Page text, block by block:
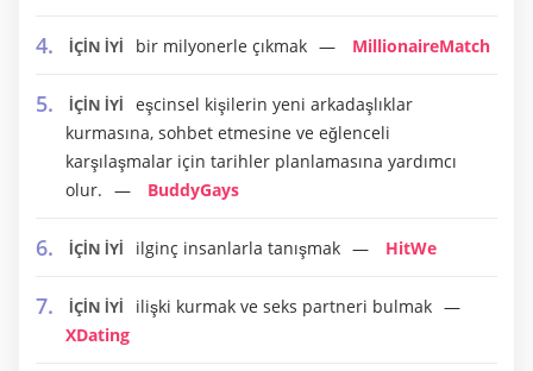
İÇİN İYİ bir milyonerle çıkmak MillionaireMatch
İÇİN İYİ
eşcinsel kişilerin yeni arkadaşlıklar
kurmasına, sohbet etmesine ve eğlenceli
karşılaşmalar için tarihler planlamasına yardımcı
olur.
BuddyGays
İÇİN İYİ ilginç insanlarla tanışmak HitWe
İÇİN İYİ
ilişki kurmak ve seks partneri bulmak
XDating